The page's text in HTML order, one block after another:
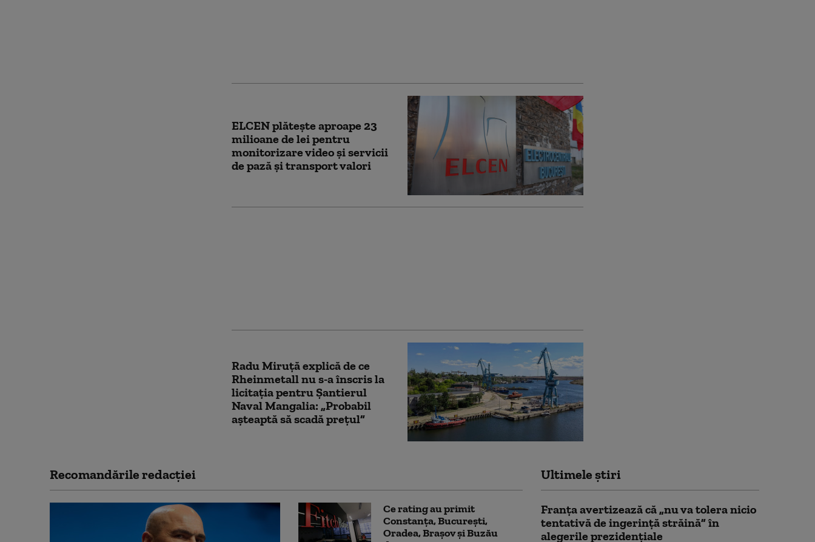
ELCEN plăteşte aproape 23
milioane de lei pentru
monitorizare video şi servicii
de pază şi transport valori
Radu Miruță explică de ce
Rheinmetall nu s-a înscris la
licitația pentru Șantierul
Naval Mangalia: „Probabil
așteaptă să scadă prețul”
Recomandările redacţiei
Ce rating au primit
Constanța, București,
Oradea, Brașov și Buzău
Ultimele știri
Franţa avertizează că „nu va tolera nicio
tentativă de ingerinţă străină” în
alegerile prezidenţiale